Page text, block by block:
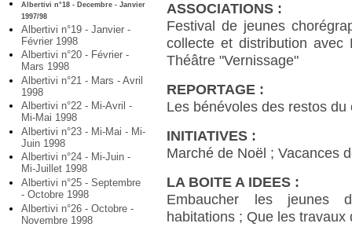
Albertivi n°18 - Decembre - Janvier
1997/98
Albertivi n°19 - Janvier -
Février 1998
Albertivi n°20 - Février -
Mars 1998
Albertivi n°21 - Mars - Avril
1998
Albertivi n°22 - Mi-Avril -
Mi-Mai 1998
Albertivi n°23 - Mi-Mai - Mi-
Juin 1998
Albertivi n°24 - Mi-Juin -
Mi-Juillet 1998
Albertivi n°25 - Septembre
- Octobre 1998
Albertivi n°26 - Octobre -
Novembre 1998
ASSOCIATIONS :
Festival de jeunes
collecte et distribution
Théâtre "Vernissage"
REPORTAGE :
Les bénévoles des restos
INITIATIVES :
Marché de Noël ; Vacances
LA BOITE A IDEES :
Embaucher les jeunes
habitations ; Que les travaux